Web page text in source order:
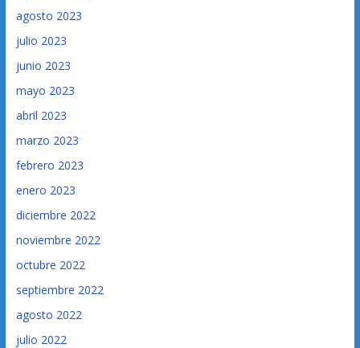
agosto 2023
julio 2023
junio 2023
mayo 2023
abril 2023
marzo 2023
febrero 2023
enero 2023
diciembre 2022
noviembre 2022
octubre 2022
septiembre 2022
agosto 2022
julio 2022